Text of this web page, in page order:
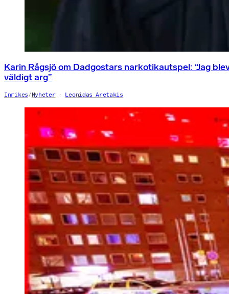
Karin Rågsjö om Dadgostars narkotikautspel: “Jag
väldigt arg”
Inrikes/Nyheter Leonidas Aretakis